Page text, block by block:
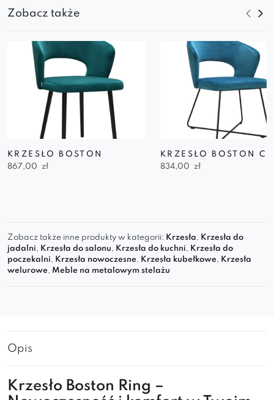
Zobacz także
KRZESŁO BOSTON
867,00
zł
KRZESŁO BOSTON
834,00
zł
Zobacz także inne produkty w kategorii: Krzesła, Krzesła do
jadalni, Krzesła do salonu, Krzesła do kuchni, Krzesła do
poczekalni, Krzesła nowoczesne, Krzesła kubełkowe, Krzesła
welurowe, Meble na metalowym stelażu
Opis
Krzesło Boston Ring –